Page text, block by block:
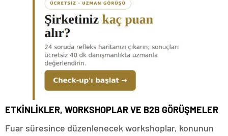
ETKİNLİKLER, WORKSHOPLAR VE B2B GÖRÜŞMELER
Fuar süresince düzenlenecek workshoplar, konunun